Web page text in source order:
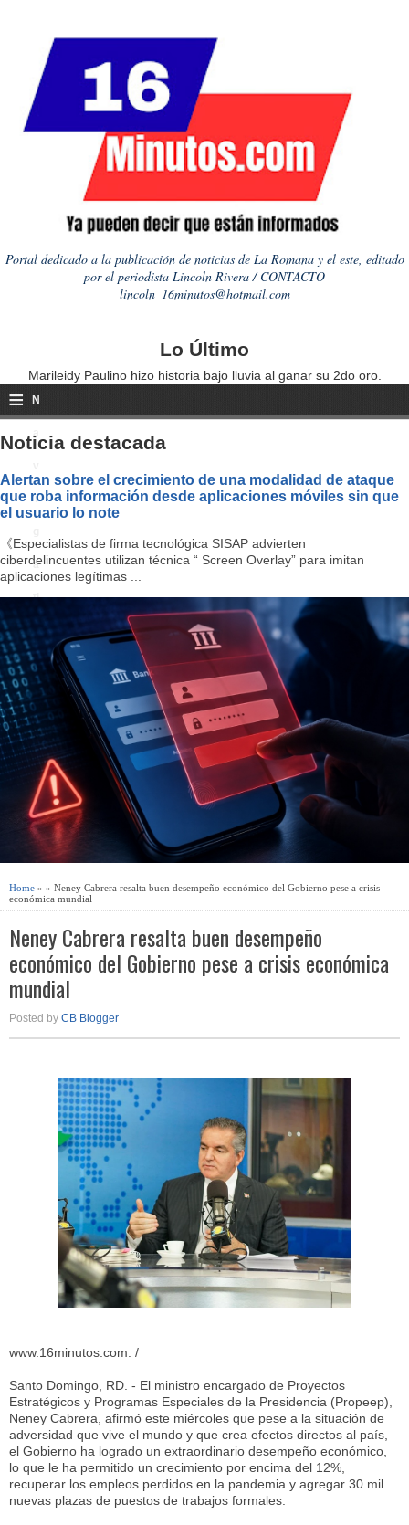
Portal dedicado a la publicación de noticias de La Romana y el este, editado
por el periodista Lincoln Rivera / CONTACTO
lincoln_16minutos@hotmail.com
Lo Último
Marileidy Paulino hizo historia bajo lluvia al ganar su 2do oro.
≡ N
a
i
a
ti
o
n
Noticia destacada
Alertan sobre el crecimiento de una modalidad de ataque
que roba información desde aplicaciones móviles sin que
el usuario lo note
《Especialistas de firma tecnológica SISAP advierten
ciberdelincuentes utilizan técnica “ Screen Overlay” para imitan
aplicaciones legítimas ...
Home » » Neney Cabrera resalta buen desempeño económico del Gobierno pese a crisis
económica mundial
Neney Cabrera resalta buen desempeño
económico del Gobierno pese a crisis económica
mundial
Posted by CB Blogger
www.16minutos.com. /
Santo Domingo, RD. - El ministro encargado de Proyectos
Estratégicos y Programas Especiales de la Presidencia (Propeep),
Neney Cabrera, afirmó este miércoles que pese a la situación de
adversidad que vive el mundo y que crea efectos directos al país,
el Gobierno ha logrado un extraordinario desempeño económico,
lo que le ha permitido un crecimiento por encima del 12%,
recuperar los empleos perdidos en la pandemia y agregar 30 mil
nuevas plazas de puestos de trabajos formales.